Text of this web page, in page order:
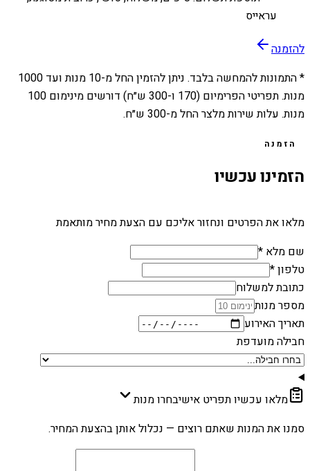
עראייס
להזמנה
* התמונות להמחשה בלבד. ניתן להזמין החל מ-10 מנות ועד 1000
מנות. תפריטי הפרימיום (170 ו-300 ש״ח) דורשים מינימום 100
מנות. עלות שירות מלצר החל מ-300 ש״ח.
הזמנה
הזמינו עכשיו
מלאו את הפרטים ונחזור אליכם עם הצעת מחיר מותאמת
שם מלא *
טלפון *
כתובת למשלוח
מספר מנות
תאריך האירוע
חבילה מועדפת
מלאו עכשיו תפריט אישיבחרו מנות
סמנו את המנות שאתם רוצים — נכלול אותן בהצעת המחיר.